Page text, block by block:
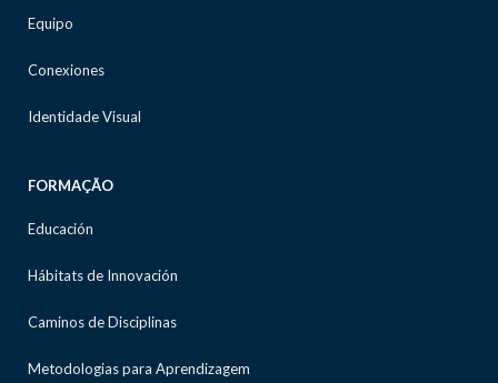
Equipo
Conexiones
Identidade Visual
FORMAÇÃO
Educación
Hábitats de Innovación
Caminos de Disciplinas
Metodologias para Aprendizagem